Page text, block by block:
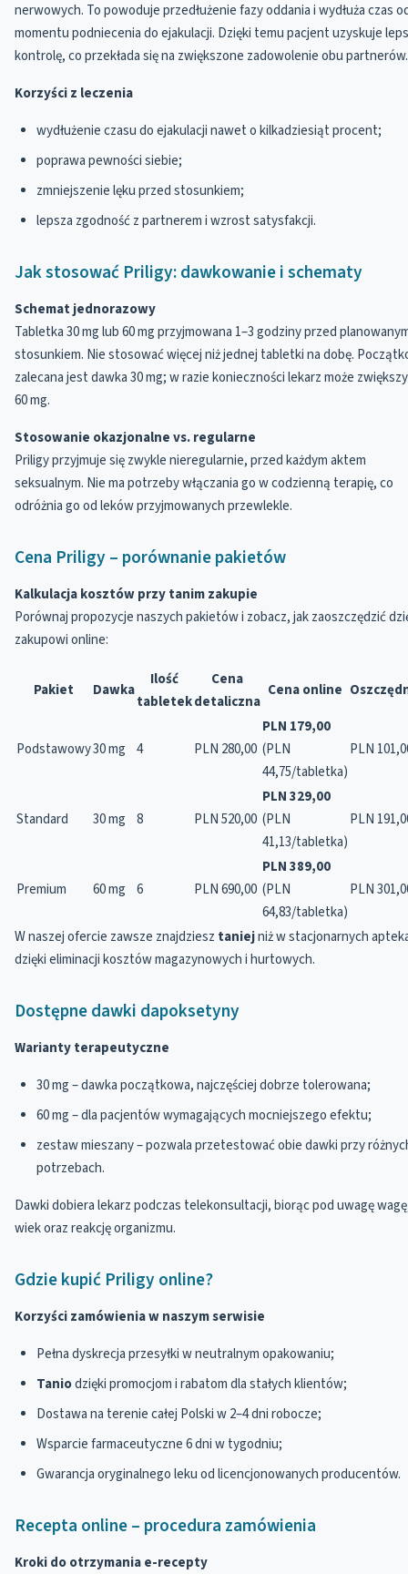
nerwowych. To powoduje przedłużenie fazy oddania i wydłuża czas
momentu podniecenia do ejakulacji. Dzięki temu pacjent uzyskuje
kontrolę, co przekłada się na zwiększone zadowolenie obu partnerów.
Korzyści z leczenia
wydłużenie czasu do ejakulacji nawet o kilkadziesiąt procent;
poprawa pewności siebie;
zmniejszenie lęku przed stosunkiem;
lepsza zgodność z partnerem i wzrost satysfakcji.
Jak stosować Priligy: dawkowanie i schematy
Schemat jednorazowy
Tabletka 30 mg lub 60 mg przyjmowana 1–3 godziny przed
stosunkiem. Nie stosować więcej niż jednej tabletki na dobę.
zalecana jest dawka 30 mg; w razie konieczności lekarz może
60 mg.
Stosowanie okazjonalne vs. regularne
Priligy przyjmuje się zwykle nieregularnie, przed każdym aktem
seksualnym. Nie ma potrzeby włączania go w codzienną terapię, co
odróżnia go od leków przyjmowanych przewlekle.
Cena Priligy – porównanie pakietów
Kalkulacja kosztów przy tanim zakupie
Porównaj propozycje naszych pakietów i zobacz, jak zaoszczędzić
zakupowi online:
Pakiet Dawka
Ilość
tabletek
Cena
detaliczna
Cena online
Podstawowy30 mg 4 PLN 280,00
PLN 179,00
(PLN
44,75/tabletka)
PLN
Standard 30 mg 8 PLN 520,00
PLN 329,00
(PLN
41,13/tabletka)
PLN
Premium 60 mg 6 PLN 690,00
PLN 389,00
(PLN
64,83/tabletka)
PLN
W naszej ofercie zawsze znajdziesz taniejniż w stacjonarnych
dzięki eliminacji kosztów magazynowych i hurtowych.
Dostępne dawki dapoksetyny
Warianty terapeutyczne
30 mg – dawka początkowa, najczęściej dobrze tolerowana;
60 mg – dla pacjentów wymagających mocniejszego efektu;
zestaw mieszany – pozwala przetestować obie dawki przy
potrzebach.
Dawki dobiera lekarz podczas telekonsultacji, biorąc pod uwagę
wiek oraz reakcję organizmu.
Gdzie kupić Priligy online?
Korzyści zamówienia w naszym serwisie
Pełna dyskrecja przesyłki w neutralnym opakowaniu;
Taniodzięki promocjom i rabatom dla stałych klientów;
Dostawa na terenie całej Polski w 2–4 dni robocze;
Wsparcie farmaceutyczne 6 dni w tygodniu;
Gwarancja oryginalnego leku od licencjonowanych producentów.
Recepta online – procedura zamówienia
Kroki do otrzymania e-recepty